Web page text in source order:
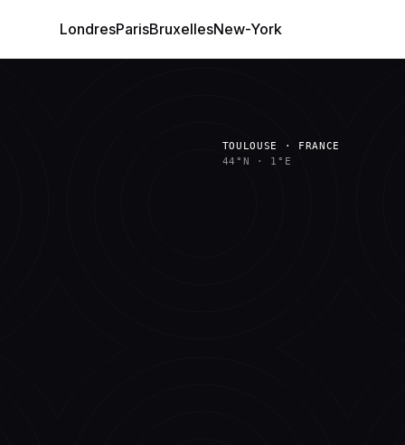
LondresParisBruxellesNew-York
TOULOUSE · FRANCE
44°N
· 1°E